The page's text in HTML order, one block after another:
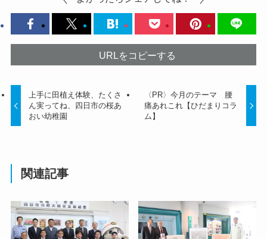
URLをコピーする
上手に田植え体験、たくさ
ん実ってね、四日市の桜あ
おい幼稚園
〈PR〉今月のテーマ 腰
痛あれこれ【ひだまりコラ
ム】
関連記事